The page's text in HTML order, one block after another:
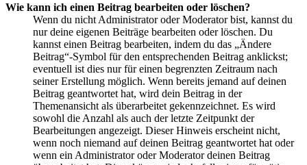
Wie kann ich einen Beitrag bearbeiten oder löschen?
Wenn du nicht Administrator oder Moderator bist, kannst du
nur deine eigenen Beiträge bearbeiten oder löschen. Du
kannst einen Beitrag bearbeiten, indem du das „Ändere
Beitrag“-Symbol für den entsprechenden Beitrag anklickst;
eventuell ist dies nur für einen begrenzten Zeitraum nach
seiner Erstellung möglich. Wenn bereits jemand auf deinen
Beitrag geantwortet hat, wird dein Beitrag in der
Themenansicht als überarbeitet gekennzeichnet. Es wird
sowohl die Anzahl als auch der letzte Zeitpunkt der
Bearbeitungen angezeigt. Dieser Hinweis erscheint nicht,
wenn noch niemand auf deinen Beitrag geantwortet hat oder
wenn ein Administrator oder Moderator deinen Beitrag